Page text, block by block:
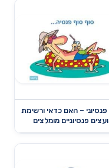
פנסיוני – האם כדאי ורשימת
פנסיוניים מומלצים